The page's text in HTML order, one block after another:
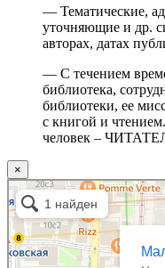
— Тематические,
уточняющие и др.
авторах, датах
— С течением
библиотека,
библиотеки, ее
с книгой и
человек –
×
Москва
Малый Татарский переулок, 8 на
Яндекс.Карты